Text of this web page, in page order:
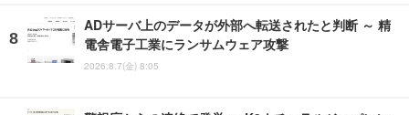
ADサーバ上のデータが外部へ転送されたと判断 ～ 精
電舎電子工業にランサムウェア攻撃
2026.8.7(金) 8:05